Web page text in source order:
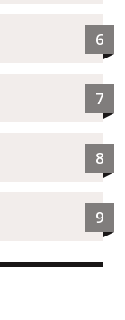
6
7
8
9